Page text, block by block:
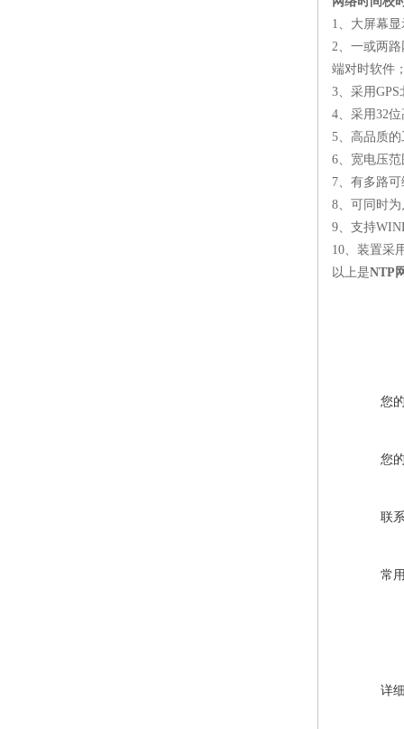
1、大屏幕
2、一或两路
端对时软件
3、采用GPS
4、采用32位
5、高品质
6、宽电压
7、有多路
8、可同时
9、支持
10、装置采
以上是NTP
您
您
联
常
详